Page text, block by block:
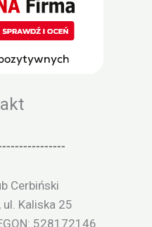
Cerbiński
Kaliska 25
528172146